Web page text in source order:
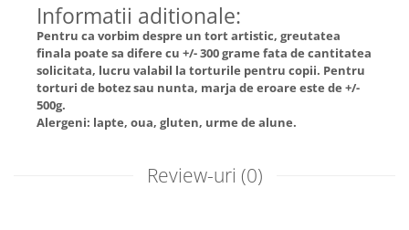
Informatii aditionale:
Pentru ca vorbim despre un tort artistic, greutatea
finala poate sa difere cu +/- 300 grame fata de cantitatea
solicitata, lucru valabil la torturile pentru copii. Pentru
torturi de botez sau nunta, marja de eroare este de +/-
500g.
Alergeni: lapte, oua, gluten, urme de alune.
Review-uri (0)